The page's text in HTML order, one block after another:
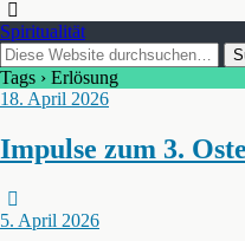
Spiritualität
Tags › Erlösung
18. April 2026
Impulse zum 3.
5. April 2026